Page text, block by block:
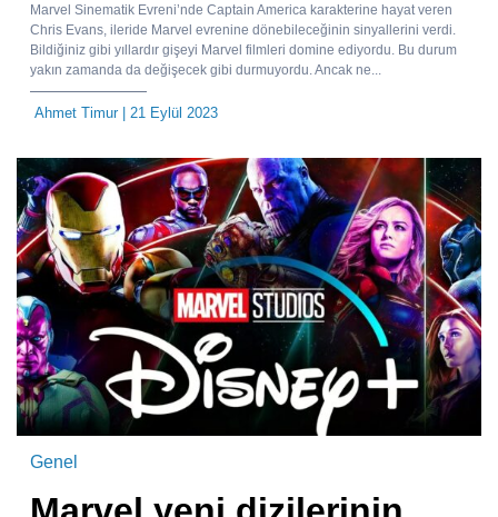
Marvel Sinematik Evreni’nde Captain America karakterine hayat veren
Chris Evans, ileride Marvel evrenine dönebileceğinin sinyallerini verdi.
Bildiğiniz gibi yıllardır gişeyi Marvel filmleri domine ediyordu. Bu durum
yakın zamanda da değişecek gibi durmuyordu. Ancak ne...
Ahmet Timur| 21 Eylül 2023
Genel